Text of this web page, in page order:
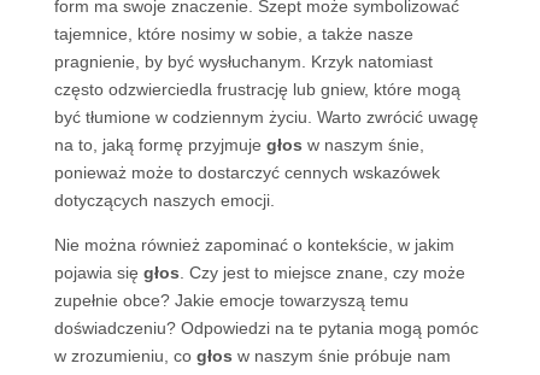
form ma swoje znaczenie. Szept może symbolizować
tajemnice, które nosimy w sobie, a także nasze
pragnienie, by być wysłuchanym. Krzyk natomiast
często odzwierciedla frustrację lub gniew, które mogą
być tłumione w codziennym życiu. Warto zwrócić uwagę
na to, jaką formę przyjmuje głos w naszym śnie,
ponieważ może to dostarczyć cennych wskazówek
dotyczących naszych emocji.
Nie można również zapominać o kontekście, w jakim
pojawia się głos . Czy jest to miejsce znane, czy może
zupełnie obce? Jakie emocje towarzyszą temu
doświadczeniu? Odpowiedzi na te pytania mogą pomóc
w zrozumieniu, co głos w naszym śnie próbuje nam